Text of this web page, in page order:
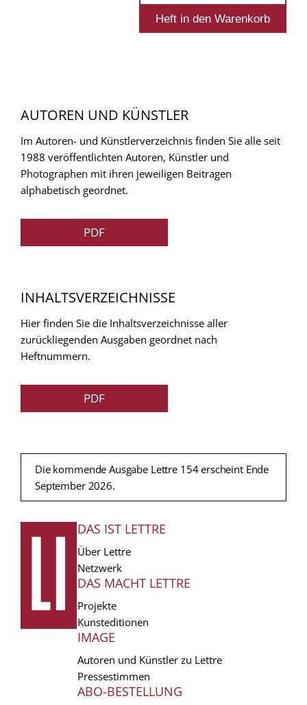
AUTOREN UND KÜNSTLER
Im Autoren- und Künstlerverzeichnis finden Sie alle seit
1988 veröffentlichten Autoren, Künstler und
Photographen mit ihren jeweiligen Beitragen
alphabetisch geordnet.
PDF
INHALTSVERZEICHNISSE
Hier finden Sie die Inhaltsverzeichnisse aller
zurückliegenden Ausgaben geordnet nach
Heftnummern.
PDF
Die kommende Ausgabe Lettre 154 erscheint Ende
September 2026.
FUSSZEILE
DAS IST LETTRE
Über Lettre
Netzwerk
DAS MACHT LETTRE
Projekte
Kunsteditionen
IMAGE
Autoren und Künstler zu Lettre
Pressestimmen
ABO-BESTELLUNG